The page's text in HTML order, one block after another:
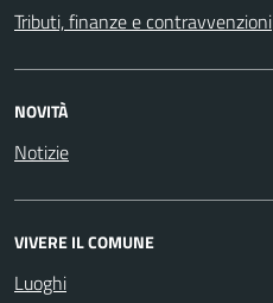
Tributi, finanze e contravvenzioni
NOVITÀ
Notizie
VIVERE IL COMUNE
Luoghi